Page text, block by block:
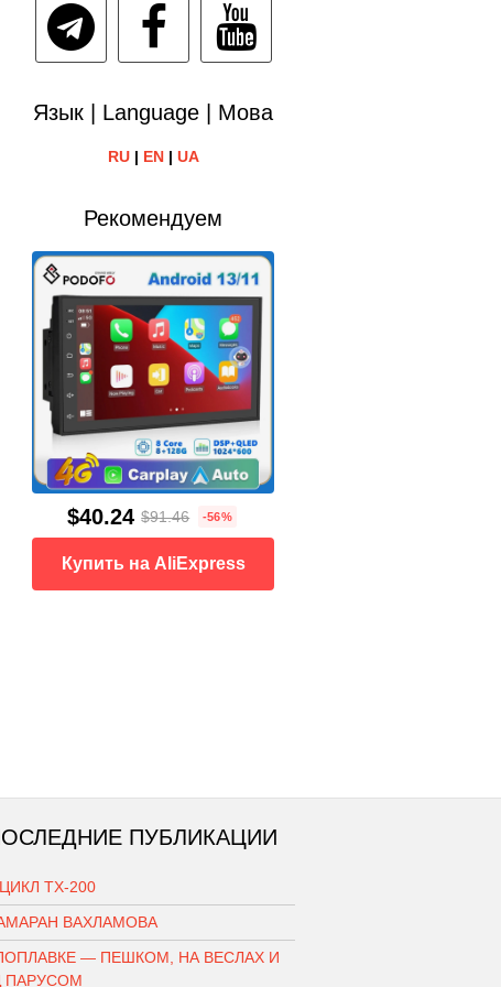
Язык | Language | Мова
RU| EN| UA
Рекомендуем
$40.24 $91.46 -56%
Купить на AliExpress
ПУБЛИКАЦИИ
ТХ-200
ВАХЛАМОВА
— ПЕШКОМ, НА ВЕСЛАХ И
ПАРУСОМ